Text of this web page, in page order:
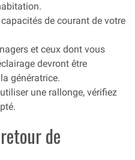
de courant de votre
et ceux dont vous
devront être
génératrice.
une rallonge, vérifiez
de